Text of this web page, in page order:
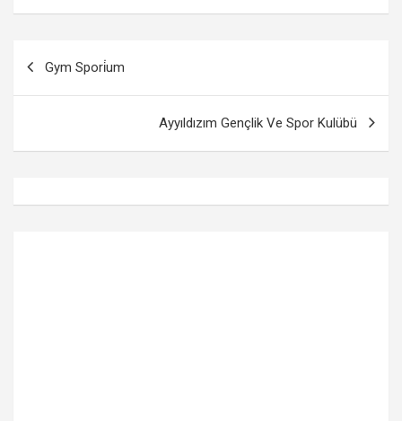
gezinmesi
Gym Spori̇um
Ayyıldızım Gençlik Ve Spor Kulübü